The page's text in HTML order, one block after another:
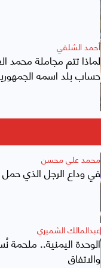
أحمد الشلفي
لماذا تتم مجاملة محمد
حساب بلد اسمه
محمد علي محسن
في وداع الرجل الذي
عبدالمالك الشميري
الوحدة اليمنية.. ملحمة
والاتفاق